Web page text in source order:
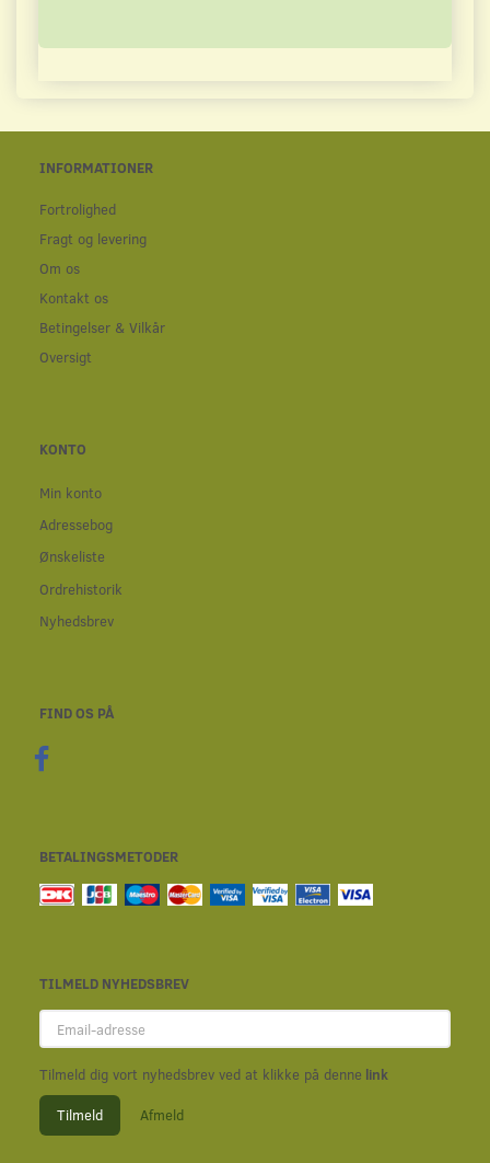
INFORMATIONER
Fortrolighed
Fragt og levering
Om os
Kontakt os
Betingelser & Vilkår
Oversigt
KONTO
Min konto
Adressebog
Ønskeliste
Ordrehistorik
Nyhedsbrev
FIND OS PÅ
BETALINGSMETODER
TILMELD NYHEDSBREV
Email-
adresse
Tilmeld dig vort nyhedsbrev ved at klikke på denne link
Tilmeld Afmeld